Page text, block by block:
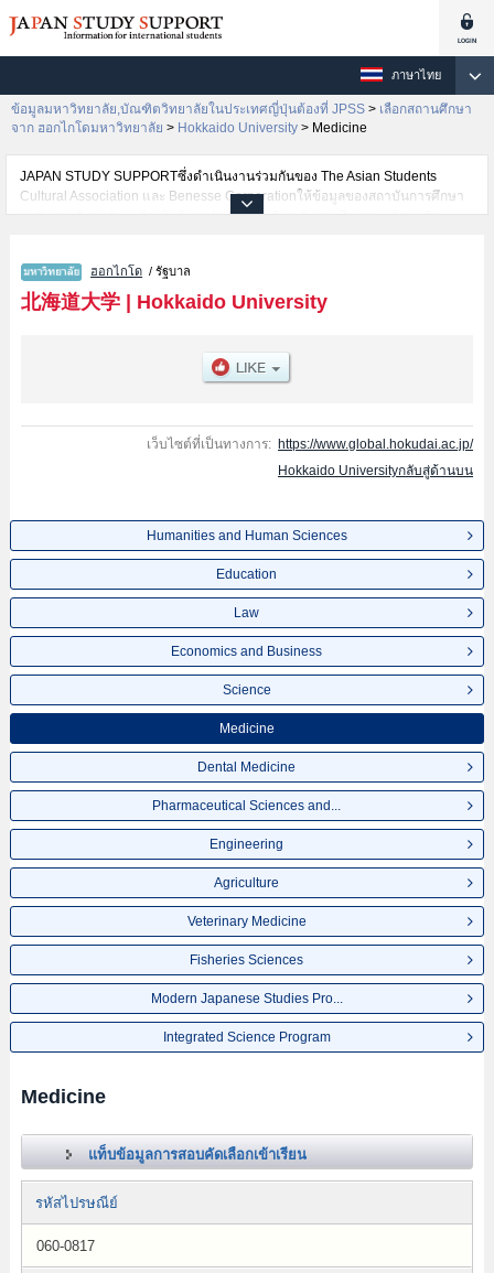
ภาษาไทย
ข้อมูลมหาวิทยาลัย,บัณฑิตวิทยาลัยในประเทศญี่ปุ่นต้องที่ JPSS > เลือกสถานศึกษา
จาก ฮอกไกโดมหาวิทยาลัย > Hokkaido University > Medicine
JAPAN STUDY SUPPORTซึ่งดำเนินงานร่วมกันของ The Asian Students
Cultural Association และ Benesse Corporationให้ข้อมูลของสถาบันการศึกษา
ระดับมหาวิทยาลัย・บัณฑิตวิทยาลัย・วิทยาลัยระดับอนุปริญญา・วิทยาลัย
ชาติเช่นข้อมูลของแต่ละคณะ,ข้อมูลการสอบคัดเลือกเข้าศึกษาเช่นจำนวนคนที่รับ
สมัครหรือจำนวนคนที่ผ่านการสอบคัดเลือกเป็นต้น,แนะนำสถานที่,การเดินทาง
เป็นต้นไว้ด้วยดังนั้นขอเชิญใช้บริการค้นหาข้อมูลตามอัธยาศัย
ฮอกไกโด / รัฐบาล
北海道大学| Hokkaido University
เว็บไซต์ที่เป็นทางการ: https://www.global.hokudai.ac.jp/
Hokkaido Universityกลับสู่ด้านบน
Humanities and Human Sciences
Education
Law
Economics and Business
Science
Medicine
Dental Medicine
Pharmaceutical Sciences and...
Engineering
Agriculture
Veterinary Medicine
Fisheries Sciences
Modern Japanese Studies Pro...
Integrated Science Program
Medicine
แท็บข้อมูลการสอบคัดเลือกเข้าเรียน
รหัสไปรษณีย์
060-0817